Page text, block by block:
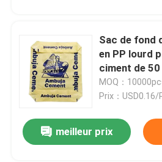
Maison
Sac de fond
en PP lourd
ciment de 50
MOQ：
Prix：USD0.16/
meilleur prix